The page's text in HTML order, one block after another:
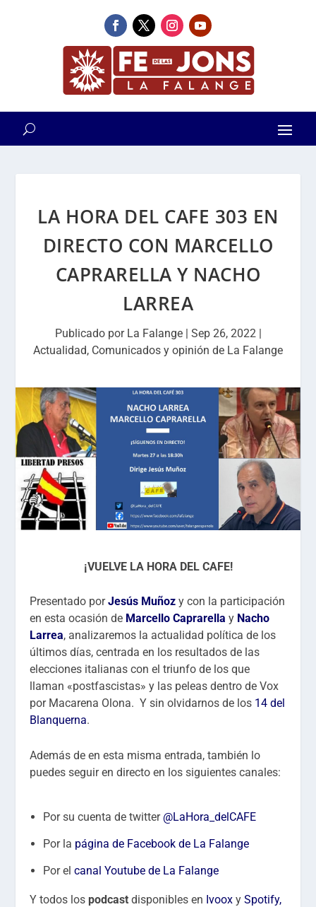
LA HORA DEL CAFE 303 EN
DIRECTO CON MARCELLO
CAPRARELLA Y NACHO
LARREA
Publicado por La Falange| Sep 26, 2022|
Actualidad, Comunicados y opinión de La Falange
¡VUELVE LA HORA DEL CAFE!
Presentado porJesús Muñoz y con la participación
en esta ocasión de Marcello Caprarella y Nacho
Larrea, analizaremos la actualidad política de los
últimos días, centrada en los resultados de las
elecciones italianas con el triunfo de los que
llaman «postfascistas» y las peleas dentro de Vox
por Macarena Olona. Y sin olvidarnos de los 14 del
Blanquerna.
Además de en esta misma entrada, también lo
puedes seguir en directo en los siguientes canales:
Por su cuenta de twitter @LaHora_delCAFE
Por la página de Facebook de La Falange
Por el canal Youtube de La Falange
Y todos lospodcast disponibles en Ivoox ySpotify,